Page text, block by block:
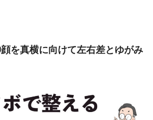
を真横に向けて左右差とゆがみ